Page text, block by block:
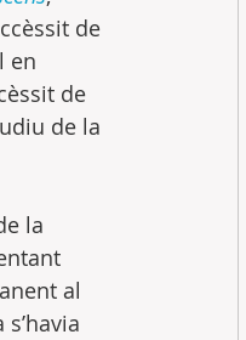
de
en
de
de la
la
al